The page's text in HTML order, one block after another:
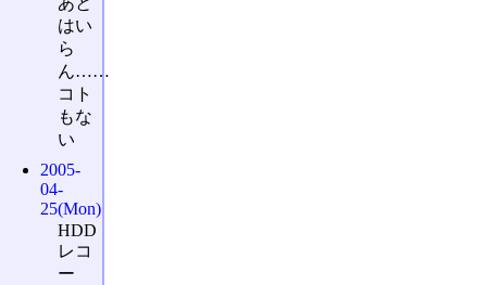
はい
ら
ん……
コト
もな
い
2005-
04-
25(Mon)
HDD
レコ
ー